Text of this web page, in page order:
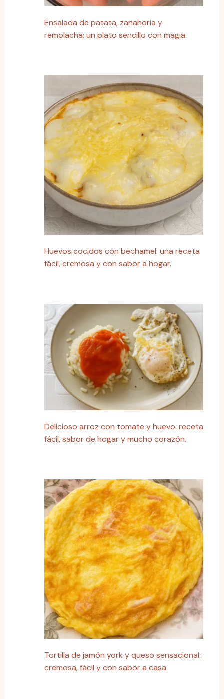
Ensalada de patata, zanahoria y
remolacha: un plato sencillo con magia.
Huevos cocidos con bechamel: una receta
fácil, cremosa y con sabor a hogar.
Delicioso arroz con tomate y huevo: receta
fácil, sabor de hogar y mucho corazón.
Tortilla de jamón york y queso sensacional:
cremosa, fácil y con sabor a casa.